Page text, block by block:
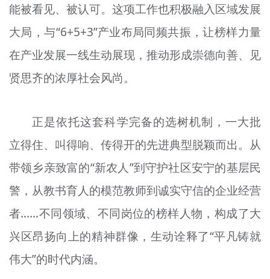
能被看见、被认可。这项工作也积极融入区域发展
大局，与“6+5+3”产业布局同频共振，让榜样力量
在产业发展一线生动展现，推动形成崇德向善、见
贤思齐的浓厚社会风尚。
正是依托这套科学完备的选树机制，一大批
立得住、叫得响、传得开的先进典型脱颖而出。从
带领乡亲致富的“新农人”到守护社区安宁的基层民
警，从教书育人的模范教师到诚实守信的企业经营
者……不同领域、不同岗位的榜样人物，构成了大
兴区昂扬向上的精神群像，生动诠释了“平凡铸就
伟大”的时代内涵。